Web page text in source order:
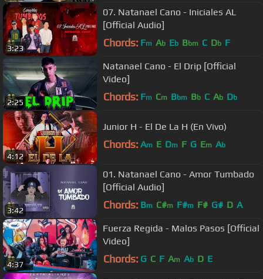
3:23
07. Natanael Cano - Iniciales AL
[Official Audio]
Chords: Fm Ab Eb Bbm C Db F
2:25
Natanael Cano - El Drip [Official
Video]
Chords: Fm Cm Bbm Bb C Ab Db
4:12
Junior H - El De La H (En Vivo)
Chords: Am E Dm F G Em Ab
3:42
01. Natanael Cano - Amor Tumbado
[Official Audio]
Chords: Bm C#m F#m F# G# D A
4:37
Fuerza Regida - Malos Pasos [Official
Video]
Chords: G C F Am Ab D E